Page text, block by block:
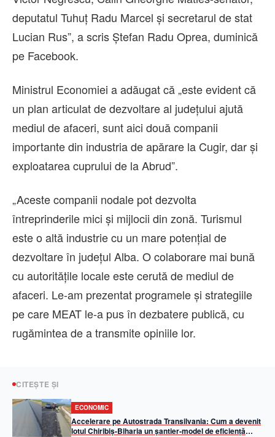
deputatul Tuhuţ Radu Marcel şi secretarul de stat
Lucian Rus”, a scris Ştefan Radu Oprea, duminică
pe Facebook.
Ministrul Economiei a adăugat că „este evident că
un plan articulat de dezvoltare al judeţului ajută
mediul de afaceri, sunt aici două companii
importante din industria de apărare la Cugir, dar şi
exploatarea cuprului de la Abrud”.
„Aceste companii nodale pot dezvolta
întreprinderile mici şi mijlocii din zonă. Turismul
este o altă industrie cu un mare potenţial de
dezvoltare în judeţul Alba. O colaborare mai bună
cu autorităţile locale este cerută de mediul de
afaceri. Le-am prezentat programele şi strategiile
pe care MEAT le-a pus în dezbatere publică, cu
rugămintea de a transmite opiniile lor.
CITEȘTE ȘI
ECONOMIC
Accelerare pe Autostrada Transilvania: Cum a devenit
lotul Chiribiș-Biharia un șantier-model de eficiență